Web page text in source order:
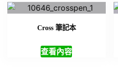
Cross 筆記本
查看內容